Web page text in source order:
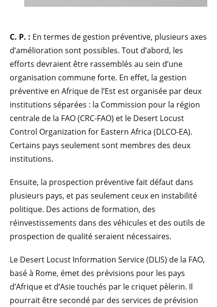
C. P. : En termes de gestion préventive, plusieurs axes
d’amélioration sont possibles. Tout d’abord, les
efforts devraient être rassemblés au sein d’une
organisation commune forte. En effet, la gestion
préventive en Afrique de l’Est est organisée par deux
institutions séparées : la Commission pour la région
centrale de la FAO (CRC-FAO) et le Desert Locust
Control Organization for Eastern Africa (DLCO-EA).
Certains pays seulement sont membres des deux
institutions.
Ensuite, la prospection préventive fait défaut dans
plusieurs pays, et pas seulement ceux en instabilité
politique. Des actions de formation, des
réinvestissements dans des véhicules et des outils de
prospection de qualité seraient nécessaires.
Le Desert Locust Information Service (DLIS) de la FAO,
basé à Rome, émet des prévisions pour les pays
d’Afrique et d’Asie touchés par le criquet pèlerin. Il
pourrait être secondé par des services de prévision